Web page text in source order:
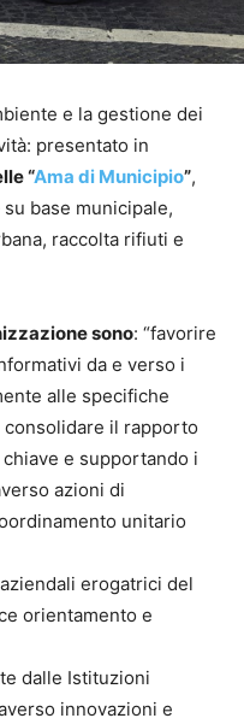
e la gestione dei
presentato in
“Ama di Municipio”,
su base municipale,
raccolta rifiuti e
sono: “favorire
da e verso i
alle specifiche
il rapporto
e supportando i
azioni di
unitario
erogatrici del
orientamento e
dalle Istituzioni
innovazioni e